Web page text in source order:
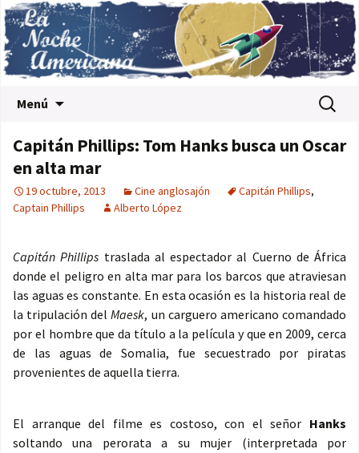
Menú Buscar:
Capitán Phillips: Tom Hanks busca un Oscar
en alta mar
19 octubre, 2013 Cine anglosajón Capitán Phillips,
Captain Phillips
Alberto López
Capitán Phillips traslada al espectador al Cuerno de África
donde el peligro en alta mar para los barcos que atraviesan
las aguas es constante. En esta ocasión es la historia real de
la tripulación delMaesk, un carguero americano comandado
por el hombre que da título a la película y que en 2009, cerca
de las aguas de Somalia, fue secuestrado por piratas
provenientes de aquella tierra.
El arranque del filme es costoso, con el señor Hanks
soltando una perorata a su mujer (interpretada por